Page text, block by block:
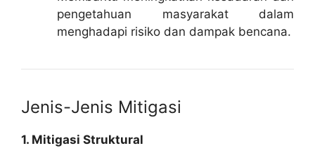
pengetahuan masyarakat dalam
menghadapi risiko dan dampak bencana.
Jenis-Jenis Mitigasi
1. Mitigasi Struktural